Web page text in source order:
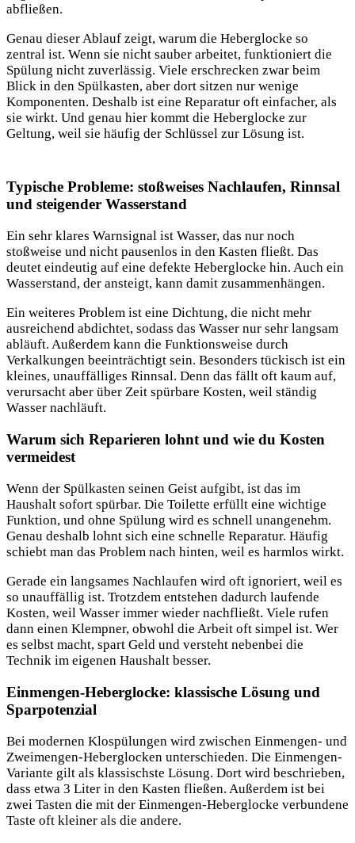
abfließen.
Genau dieser Ablauf zeigt, warum die Heberglocke so
zentral ist. Wenn sie nicht sauber arbeitet, funktioniert die
Spülung nicht zuverlässig. Viele erschrecken zwar beim
Blick in den Spülkasten, aber dort sitzen nur wenige
Komponenten. Deshalb ist eine Reparatur oft einfacher, als
sie wirkt. Und genau hier kommt die Heberglocke zur
Geltung, weil sie häufig der Schlüssel zur Lösung ist.
Typische Probleme: stoßweises Nachlaufen, Rinnsal
und steigender Wasserstand
Ein sehr klares Warnsignal ist Wasser, das nur noch
stoßweise und nicht pausenlos in den Kasten fließt. Das
deutet eindeutig auf eine defekte Heberglocke hin. Auch ein
Wasserstand, der ansteigt, kann damit zusammenhängen.
Ein weiteres Problem ist eine Dichtung, die nicht mehr
ausreichend abdichtet, sodass das Wasser nur sehr langsam
abläuft. Außerdem kann die Funktionsweise durch
Verkalkungen beeinträchtigt sein. Besonders tückisch ist ein
kleines, unauffälliges Rinnsal. Denn das fällt oft kaum auf,
verursacht aber über Zeit spürbare Kosten, weil ständig
Wasser nachläuft.
Warum sich Reparieren lohnt und wie du Kosten
vermeidest
Wenn der Spülkasten seinen Geist aufgibt, ist das im
Haushalt sofort spürbar. Die Toilette erfüllt eine wichtige
Funktion, und ohne Spülung wird es schnell unangenehm.
Genau deshalb lohnt sich eine schnelle Reparatur. Häufig
schiebt man das Problem nach hinten, weil es harmlos wirkt.
Gerade ein langsames Nachlaufen wird oft ignoriert, weil es
so unauffällig ist. Trotzdem entstehen dadurch laufende
Kosten, weil Wasser immer wieder nachfließt. Viele rufen
dann einen Klempner, obwohl die Arbeit oft simpel ist. Wer
es selbst macht, spart Geld und versteht nebenbei die
Technik im eigenen Haushalt besser.
Einmengen-Heberglocke: klassische Lösung und
Sparpotenzial
Bei modernen Klospülungen wird zwischen Einmengen- und
Zweimengen-Heberglocken unterschieden. Die Einmengen-
Variante gilt als klassischste Lösung. Dort wird beschrieben,
dass etwa 3 Liter in den Kasten fließen. Außerdem ist bei
zwei Tasten die mit der Einmengen-Heberglocke verbundene
Taste oft kleiner als die andere.